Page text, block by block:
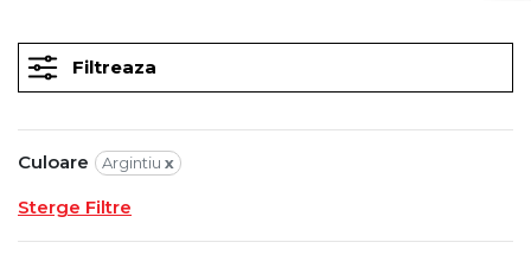
Filtreaza
Culoare Argintiu x
Sterge Filtre